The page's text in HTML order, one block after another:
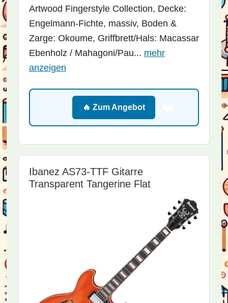
Artwood Fingerstyle Collection, Decke:
Engelmann-Fichte, massiv, Boden &
Zarge: Okoume, Griffbrett/Hals: Macassar
Ebenholz / Mahagoni/Pau... mehr
anzeigen
🔥 Zum Angebot
Ibanez AS73-TTF Gitarre
Transparent Tangerine Flat